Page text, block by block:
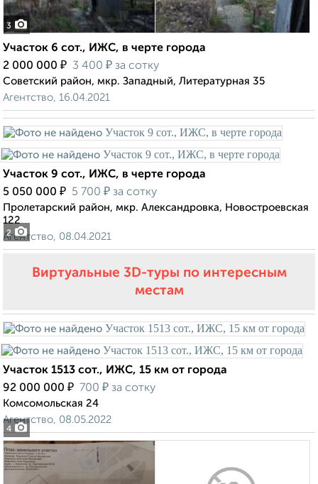
3
Участок 6 сот., ИЖС, в черте города
2 000 000 ₽ 3 400 ₽ за сотку
Советский район, мкр. Западный, Литературная 35
Агентство, 16.04.2021
2
Участок 9 сот., ИЖС, в черте города
5 050 000 ₽ 5 700 ₽ за сотку
Пролетарский район, мкр. Александровка, Новостроевская
122
Агентство, 08.04.2021
Виртуальные 3D-туры по интересным
местам
4
Участок 1513 сот., ИЖС, 15 км от города
92 000 000 ₽ 700 ₽ за сотку
Комсомольская 24
Агентство, 08.05.2022